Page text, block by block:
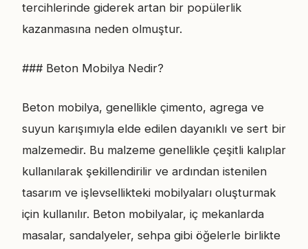
tercihlerinde giderek artan bir popülerlik
kazanmasına neden olmuştur.
### Beton Mobilya Nedir?
Beton mobilya, genellikle çimento, agrega ve
suyun karışımıyla elde edilen dayanıklı ve sert bir
malzemedir. Bu malzeme genellikle çeşitli kalıplar
kullanılarak şekillendirilir ve ardından istenilen
tasarım ve işlevsellikteki mobilyaları oluşturmak
için kullanılır. Beton mobilyalar, iç mekanlarda
masalar, sandalyeler, sehpa gibi öğelerle birlikte